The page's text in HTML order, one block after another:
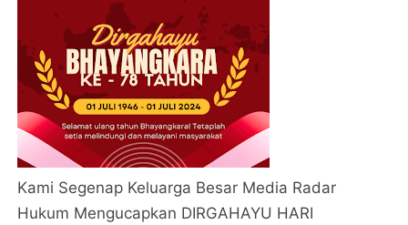
Kami Segenap Keluarga Besar Media Radar
Hukum Mengucapkan DIRGAHAYU HARI